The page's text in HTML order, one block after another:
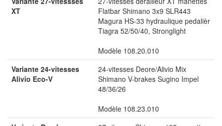
XT
Flatbar Shimano 3x9 SLR443
Magura HS-33 hydraulique pedalièr
Tiagra 52/50/40, Stronglight
Modèle 108.20.010
Variante 24-vitesses
Alivio Eco-V
24-vitesses Deore/Alivio Mix
Shimano V-brakes Sugino Impel
48/36/26
Modèle 108.23.010